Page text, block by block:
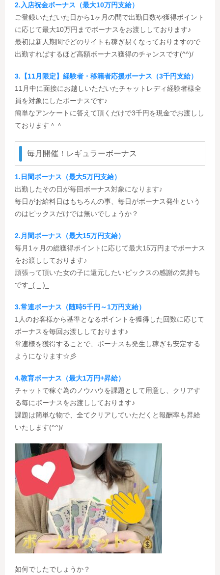
2.入店祝金ボーナス（最大10万円支給）
ご登録いただいた日から1ヶ月の間で出勤日数や獲得ポイント
に応じて最大10万円までボーナスをお渡ししております♪
最初は新人期間でどのサイトも稼ぎ易くなっておりますので
出勤すればするほど高額ボーナス獲得のチャンスです(^^)/
3.【11月限定】経験者・移籍者応援ボーナス（3千円支給）
11月中に面接にお越しいただいたチャットレディ経験者様全
員を対象にしたボーナスです♪
簡単なアンケートに答えて頂くだけで3千円を現金でお渡しし
ております＾＾
毎月開催！レギュラーボーナス
1.日間ボーナス（最大5万円支給）
出勤したその日が毎回ボーナス対象になります♪
毎日がお給料日はもちろんの事、毎日がボーナス発生という
のはピックスだけでは無いでしょうか？
2.月間ボーナス（最大15万円支給）
毎月1ヶ月の総獲得ポイントに応じて最大15万円までボーナス
をお渡ししております♪
頑張って頂いた女の子に還元したいピックスの感謝の気持ち
です_(._.)_
3.常連ボーナス（随時5千円～1万円支給）
1人のお客様から基準となるポイントを獲得した回数に応じて
ボーナスを毎回お渡ししております♪
常連様を獲得することで、ボーナスも発生し稼ぎも安定する
ようになります☆彡
4.教育ボーナス（最大1万円+昇給）
チャットで稼ぐ為のノウハウを課題として用意し、クリアす
る毎にボーナスをお渡ししております♪
課題は簡単な物で、全てクリアしていただくと報酬率も昇給
いたします(^^)/
如何でしたでしょうか？